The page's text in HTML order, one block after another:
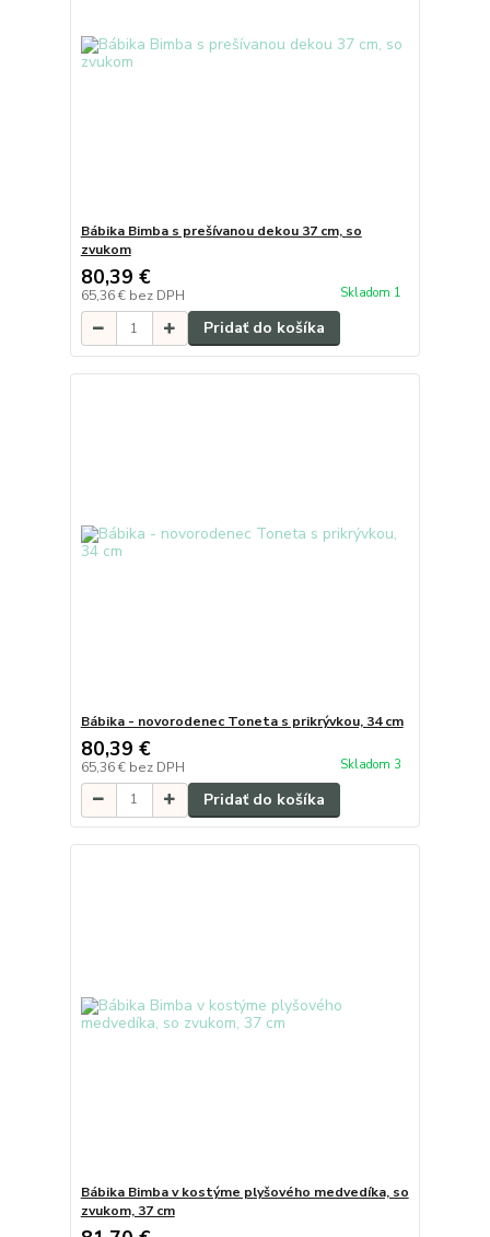
Bábika Bimba s prešívanou dekou 37 cm, so
zvukom
80,39 €
65,36 € bez DPH Skladom 1
Pridať do košíka
Bábika - novorodenec Toneta s prikrývkou, 34 cm
80,39 €
65,36 € bez DPH Skladom 3
Pridať do košíka
Bábika Bimba v kostýme plyšového medvedíka, so
zvukom, 37 cm